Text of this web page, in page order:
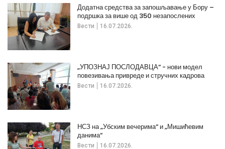
Вести 16.07.2026.
Додатна средства за запошљавање у Бору –
подршка за више од 350 незапослених
Вести 16.07.2026.
„УПОЗНАЈ ПОСЛОДАВЦА“ - нови модел
повезивања привреде и стручних кадрова
Вести 16.07.2026.
НСЗ на „Убским вечерима“ и „Мишићевим
данима“